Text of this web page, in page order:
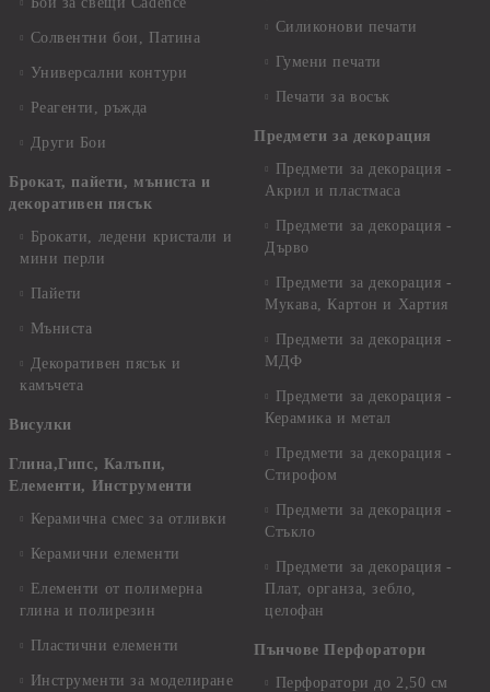
Солвентни бои, Патина
Универсални контури
Реагенти, ръжда
Други Бои
Брокат, пайети, мъниста и
декоративен пясък
Брокати, ледени кристали и
мини перли
Пайети
Мъниста
Декоративен пясък и
камъчета
Висулки
Глина,Гипс, Калъпи,
Елементи, Инструменти
Керамична смес за отливки
Керамични елементи
Елементи от полимерна
глина и полирезин
Пластични елементи
Инструменти за моделиране
Силиконови печати
Гумени печати
Печати за восък
Предмети за декорация
Предмети за декорация -
Акрил и пластмаса
Предмети за декорация -
Дърво
Предмети за декорация -
Мукава, Картон и Хартия
Предмети за декорация -
МДФ
Предмети за декорация -
Керамика и метал
Предмети за декорация -
Стирофом
Предмети за декорация -
Стъкло
Предмети за декорация -
Плат, органза, зебло,
целофан
Пънчове Перфоратори
Перфоратори до 2,50 см